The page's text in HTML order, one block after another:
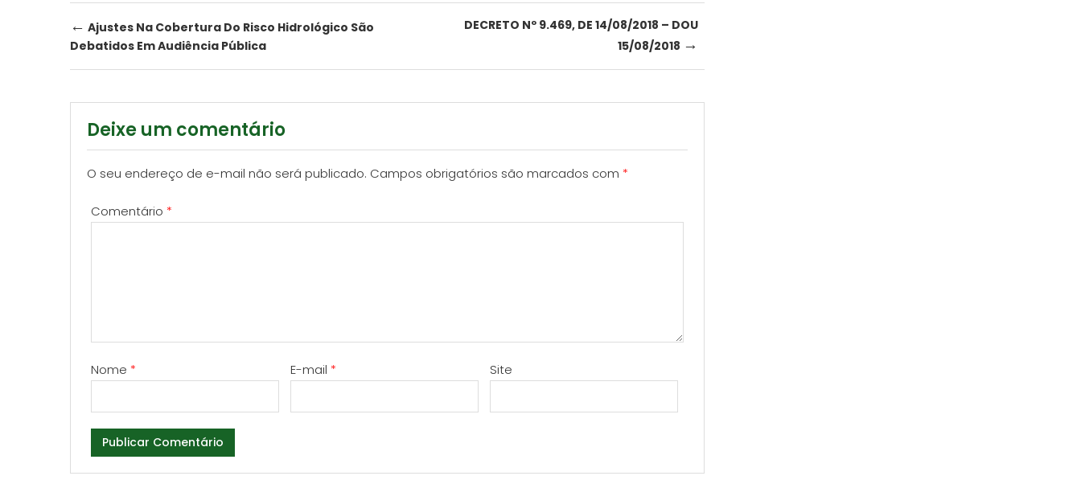
Post
navigation
← Ajustes Na Cobertura Do Risco Hidrológico São
Debatidos Em Audiência Pública
DECRETO Nº 9.469, DE 14/08/2018 – DOU
15/08/2018 →
Deixe um comentário
O seu endereço de e-mail não será publicado. Campos obrigatórios são marcados com *
Comentário *
Nome * E-mail * Site